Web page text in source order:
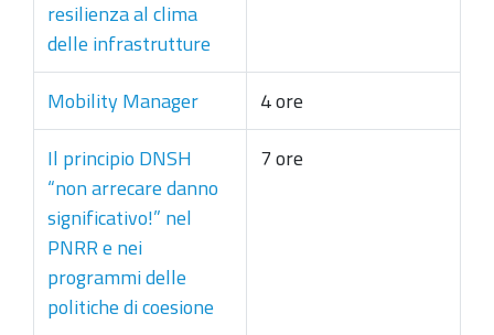
resilienza al clima
delle infrastrutture
Mobility Manager
4 ore
Il principio DNSH
“non arrecare danno
significativo!” nel
PNRR e nei
programmi delle
politiche di coesione
7 ore